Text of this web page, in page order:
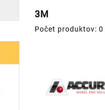
3M
Počet produktov: 0